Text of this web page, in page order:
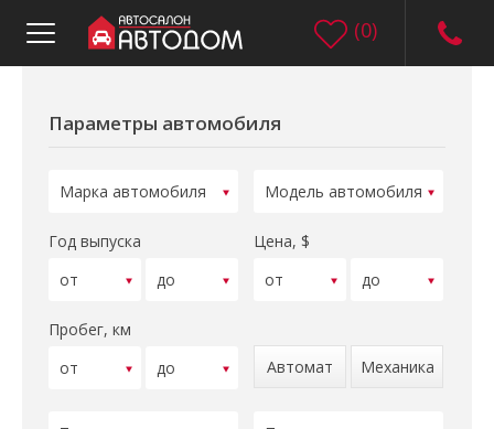
(0)
Параметры автомобиля
Год выпуска Цена, $
Пробег, км
Автомат
Механика